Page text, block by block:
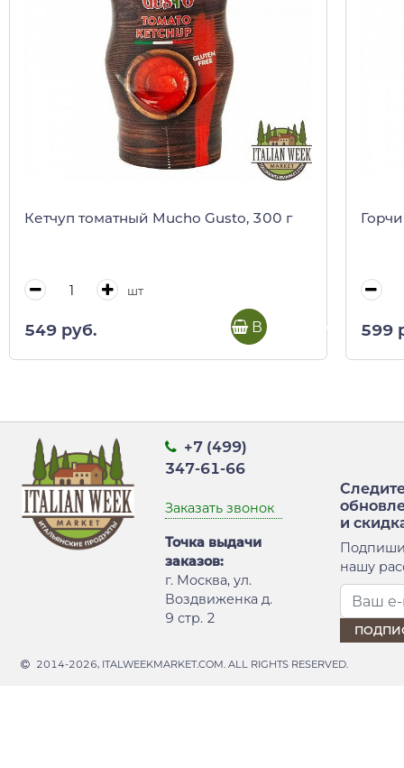
Кетчуп томатный Mucho Gusto, 300 г
шт
549 руб. В корзину 599
+7 (499)
347-61-66
Заказать звонок
Точка выдачи
заказов:
г. Москва, ул.
Воздвиженка д.
9 стр. 2
и
нашу
2014-2026, ITALWEEKMARKET.COM. ALL RIGHTS RESERVED.